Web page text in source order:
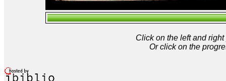
Click on the left and
Or click on the